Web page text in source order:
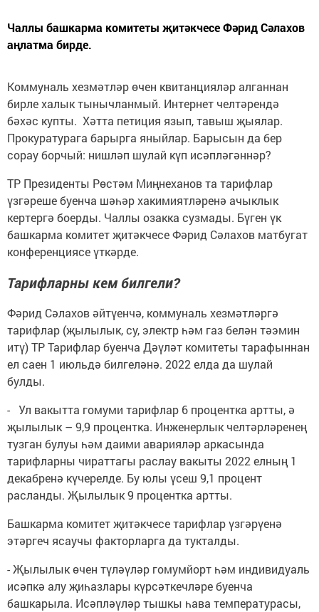
Чаллы башкарма комитеты җитәкчесе Фәрид Сәлахов
аңлатма бирде.
Коммуналь хезмәтләр өчен квитанцияләр алганнан
бирле халык тынычланмый. Интернет челтәрендә
бәхәс купты. Хәтта петиция язып, тавыш җыялар.
Прокуратурага барырга яныйлар. Барысын да бер
сорау борчый: нишләп шулай күп исәпләгәннәр?
ТР Президенты Рөстәм Миңнеханов та тарифлар
үзгәреше буенча шәһәр хакимиятләренә ачыклык
кертергә боерды. Чаллы озакка сузмады. Бүген үк
башкарма комитет җитәкчесе Фәрид Сәлахов матбугат
конференциясе үткәрде.
Тарифларны кем билгели?
Фәрид Сәлахов әйтүенчә, коммуналь хезмәтләргә
тарифлар (җылылык, су, электр һәм газ белән тәэмин
итү) ТР Тарифлар буенча Дәүләт комитеты тарафыннан
ел саен 1 июльдә билгеләнә. 2022 елда да шулай
булды.
- Ул вакытта гомуми тарифлар 6 процентка артты, ә
җылылык – 9,9 процентка. Инженерлык челтәрләренең
тузган булуы һәм даими аварияләр аркасында
тарифларны чираттагы раслау вакыты 2022 елның 1
декабренә күчерелде. Бу юлы үсеш 9,1 процент
расланды. Җылылык 9 процентка артты.
Башкарма комитет җитәкчесе тарифлар үзгәрүенә
этәргеч ясаучы факторларга да тукталды.
- Җылылык өчен түләүләр гомумйорт һәм индивидуаль
исәпкә алу җиһазлары күрсәткечләре буенча
башкарыла. Исәпләүләр тышкы һава температурасы,